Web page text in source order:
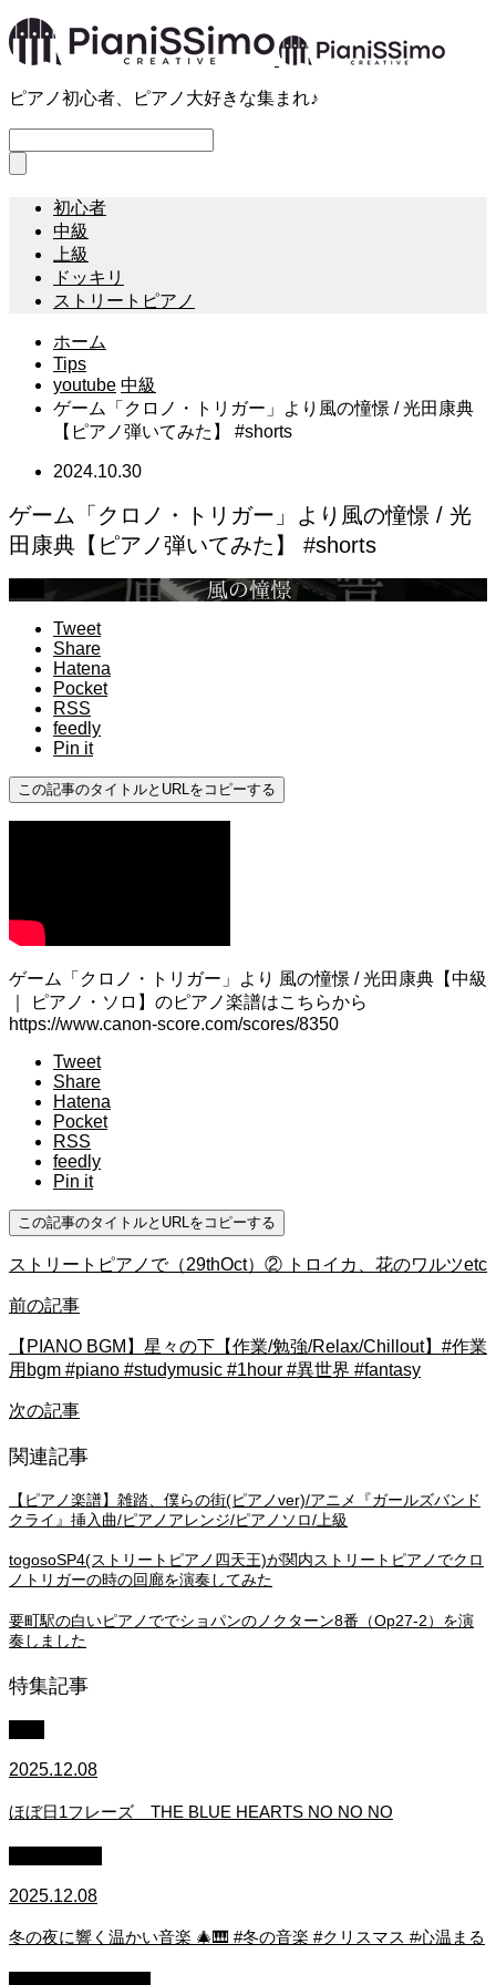
ピアノ初心者、ピアノ大好きな集まれ♪
初心者
中級
上級
ドッキリ
ストリートピアノ
ホーム
Tips
youtube 中級
ゲーム「クロノ・トリガー」より風の憧憬 / 光田康典
【ピアノ弾いてみた】 #shorts
2024.10.30
ゲーム「クロノ・トリガー」より風の憧憬 / 光
田康典【ピアノ弾いてみた】 #shorts
Tweet
Share
Hatena
Pocket
RSS
feedly
Pin it
この記事のタイトルとURLをコピーする
ゲーム「クロノ・トリガー」より 風の憧憬 / 光田康典【中級
｜ ピアノ・ソロ】のピアノ楽譜はこちらから
https://www.canon-score.com/scores/8350
Tweet
Share
Hatena
Pocket
RSS
feedly
Pin it
この記事のタイトルとURLをコピーする
ストリートピアノで（29thOct）② トロイカ、花のワルツetc
前の記事
【PIANO BGM】星々の下【作業/勉強/Relax/Chillout】#作業
用bgm #piano #studymusic #1hour #異世界 #fantasy
次の記事
関連記事
【ピアノ楽譜】雑踏、僕らの街(ピアノver)/アニメ『ガールズバンド
クライ』挿入曲/ピアノアレンジ/ピアノソロ/上級
togosoSP4(ストリートピアノ四天王)が関内ストリートピアノでクロ
ノトリガーの時の回廊を演奏してみた
要町駅の白いピアノででショパンのノクターン8番（Op27-2）を演
奏しました
特集記事
2025.12.08
ほぼ日1フレーズ THE BLUE HEARTS NO NO NO
2025.12.08
冬の夜に響く温かい音楽 🎄🎹 #冬の音楽 #クリスマス #心温まる